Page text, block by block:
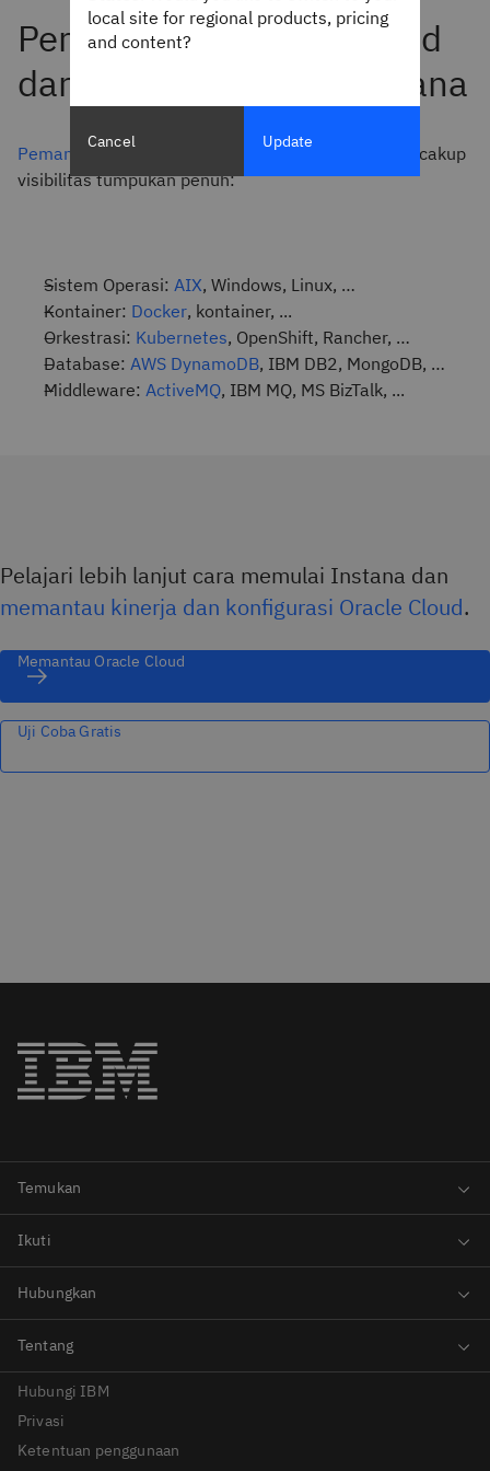
Pemantauan Layanan Mikro
otomatis Instana mencakup
visibilitas tumpukan penuh:
Sistem Operasi: AIX, Windows, Linux, …
Kontainer: Docker, kontainer, ...
Orkestrasi: Kubernetes, OpenShift, Rancher, …
Database: AWS DynamoDB, IBM DB2, MongoDB, …
Middleware: ActiveMQ, IBM MQ, MS BizTalk, ...
Pelajari lebih lanjut cara memulai Instana dan
memantau kinerja dan konfigurasi Oracle Cloud.
Memantau Oracle Cloud
Uji Coba Gratis
Hubungi IBM
Privasi
Ketentuan penggunaan
local site for regional products, pricing
and content?
Cancel Update